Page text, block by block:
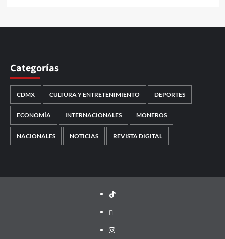
Categorías
CDMX CULTURA Y ENTRETENIMIENTO DEPORTES
ECONOMÍA INTERNACIONALES MONEROS
NACIONALES NOTICIAS REVISTA DIGITAL
TikTok
threads
Instagram